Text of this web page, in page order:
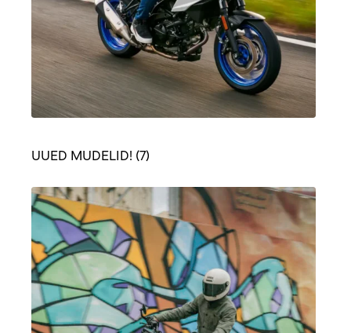
UUED MUDELID! (7)